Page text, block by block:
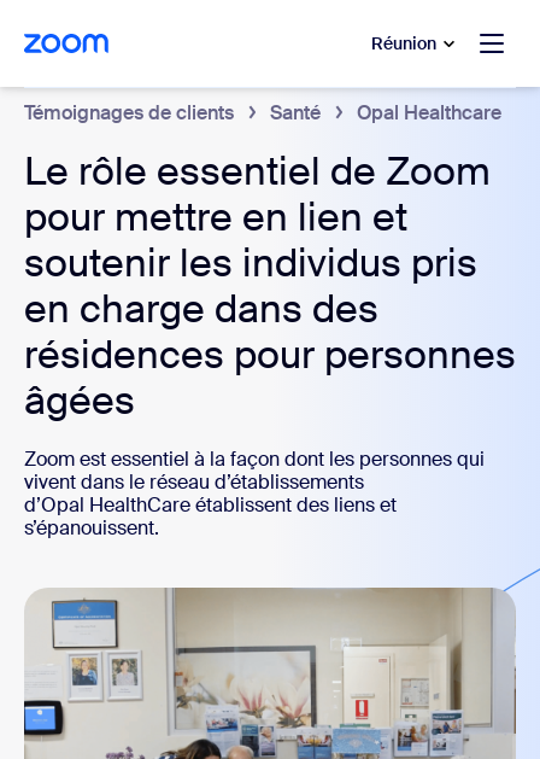
contenu principal
au chat d’aide Réunion
Témoignages de clients Santé Opal Healthcare
Le rôle essentiel de Zoom
pour mettre en lien et
soutenir les individus pris
en charge dans des
résidences pour personnes
âgées
Zoom est essentiel à la façon dont les personnes qui
vivent dans le réseau d’établissements
d’Opal HealthCare établissent des liens et
s’épanouissent.